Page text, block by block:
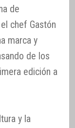
de
chef Gastón
marca y
de los
edición a
y la